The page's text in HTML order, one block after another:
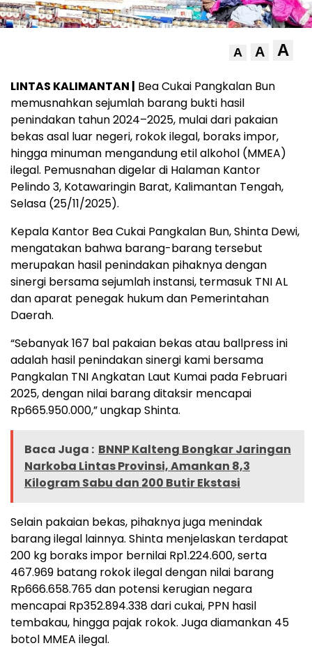
A A A
LINTAS KALIMANTAN | Bea Cukai Pangkalan Bun
memusnahkan sejumlah barang bukti hasil
penindakan tahun 2024–2025, mulai dari pakaian
bekas asal luar negeri, rokok ilegal, boraks impor,
hingga minuman mengandung etil alkohol (MMEA)
ilegal. Pemusnahan digelar di Halaman Kantor
Pelindo 3, Kotawaringin Barat, Kalimantan Tengah,
Selasa (25/11/2025).
Kepala Kantor Bea Cukai Pangkalan Bun, Shinta Dewi,
mengatakan bahwa barang-barang tersebut
merupakan hasil penindakan pihaknya dengan
sinergi bersama sejumlah instansi, termasuk TNI AL
dan aparat penegak hukum dan Pemerintahan
Daerah.
“Sebanyak 167 bal pakaian bekas atau ballpress ini
adalah hasil penindakan sinergi kami bersama
Pangkalan TNI Angkatan Laut Kumai pada Februari
2025, dengan nilai barang ditaksir mencapai
Rp665.950.000,” ungkap Shinta.
Baca Juga : BNNP Kalteng Bongkar Jaringan
Narkoba Lintas Provinsi, Amankan 8,3
Kilogram Sabu dan 200 Butir Ekstasi
Selain pakaian bekas, pihaknya juga menindak
barang ilegal lainnya. Shinta menjelaskan terdapat
200 kg boraks impor bernilai Rp1.224.600, serta
467.969 batang rokok ilegal dengan nilai barang
Rp666.658.765 dan potensi kerugian negara
mencapai Rp352.894.338 dari cukai, PPN hasil
tembakau, hingga pajak rokok. Juga diamankan 45
botol MMEA ilegal.